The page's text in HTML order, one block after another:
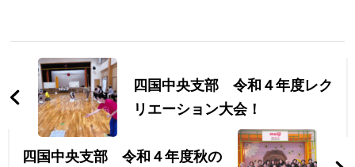
稿
ナ
ビ
四国中央支部 令和４年度レク
リエーション大会！
四国中央支部 令和４年度秋の